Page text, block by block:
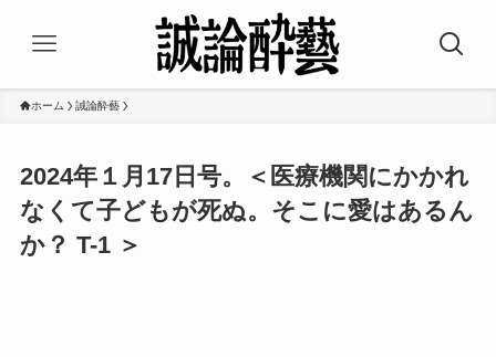
ホーム 誠論酔藝
2024年１月17日号。＜医療機関にかかれ
なくて子どもが死ぬ。そこに愛はあるん
か？ T-1 ＞